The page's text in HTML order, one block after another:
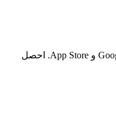
تطبيق الشناوي متاح الآن على Google Play و App Store. احصل